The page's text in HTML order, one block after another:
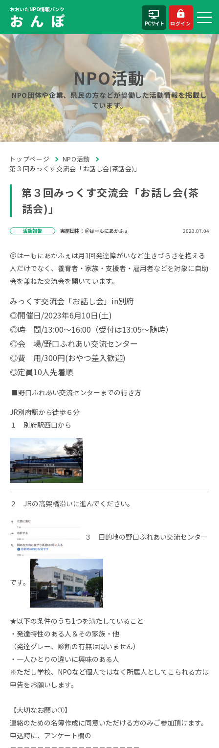
おおいたNPO情報バンク
お ん ぽ PCサイト ログイン
NPO活動
NPO団体や企業、県民の方などが協働した活動情報を掲載し
ています。
トップページ
NPO活動
第３回みっくす交流会「お話し会(茶話会)」
第３回みっくす交流会「お話し会(茶
話会)」
活動報告 実施団体：＠はーもにあかふぇ 2023.07.04
＠はーもにあかふぇは月1回発達障がいなど生きづらさを抱える
人だけでなく、養育者・家族・支援者・雇用者などを対象に自助
会を兼ねた交流会を開いています。
みっくす交流会「お話し会」in別府
◎開催日/2023年6月10日(土)
◎時 間/13:00～16:00（受付は13:05～随時）
◎会 場/野口ふれあい交流センター
◎費 用/300円(おやつ差入歓迎)
◎定員10人先着順
■野口ふれあい交流センターまでの行き方
JR別府駅から徒歩６分
１ 別府駅西口から
２ JRの高架橋沿いに進んでください。
３ 目的地の野口ふれあい交流センター
です。
★以下の条件のうち1つを満たしていること
・発達特性のある人＆その家族・他
（発達グレー、診断の有無は問いません）
・一人ひとりの違いに興味のある人
※ただし学校、NPOなど個人ではなく所属人としてこられる方は
申告をお願いします。
【大切なお願い①】
連絡のための名簿作成に同意いただける方のみご参加頂けます。
申込時に、アンケート欄の